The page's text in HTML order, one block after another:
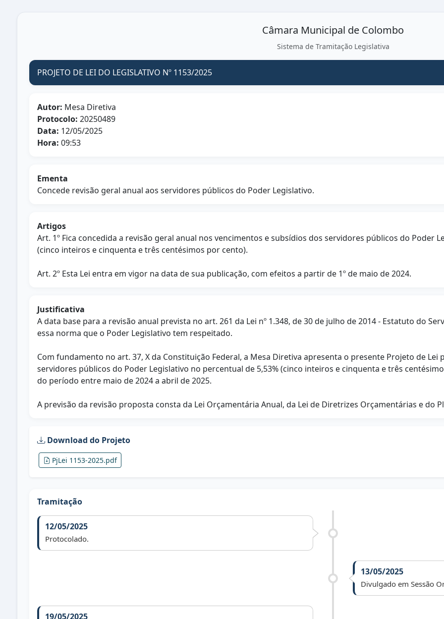
Câmara Municipal de Colombo
Sistema de Tramitação Legislativa
PROJETO DE LEI DO LEGISLATIVO Nº 1153/2025
Autor: Mesa Diretiva
Protocolo: 20250489
Data: 12/05/2025
Hora: 09:53
Ementa
Concede revisão geral anual aos servidores públicos do Poder Legislativo.
Artigos
Art. 1º Fica concedida a revisão geral anual nos vencimentos e subsídios dos servidores públicos do Poder
(cinco inteiros e cinquenta e três centésimos por cento).
Art. 2º Esta Lei entra em vigor na data de sua publicação, com efeitos a partir de 1º de maio de 2024.
Justificativa
A data base para a revisão anual prevista no art. 261 da Lei nº 1.348, de 30 de julho de 2014 - Estatuto do
essa norma que o Poder Legislativo tem respeitado.
Com fundamento no art. 37, X da Constituição Federal, a Mesa Diretiva apresenta o presente Projeto de Lei
servidores públicos do Poder Legislativo no percentual de 5,53% (cinco inteiros e cinquenta e três
do período entre maio de 2024 a abril de 2025.
A previsão da revisão proposta consta da Lei Orçamentária Anual, da Lei de Diretrizes Orçamentárias e do
Download do Projeto
PjLei 1153-2025.pdf
Tramitação
12/05/2025
Protocolado.
13/05/2025
Divulgado em Sessão
19/05/2025